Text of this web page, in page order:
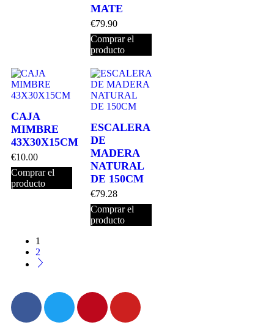
MATE
€79.90
Comprar el
producto
CAJA
MIMBRE
43X30X15CM
€10.00
Comprar el
producto
ESCALERA
DE
MADERA
NATURAL
DE 150CM
€79.28
Comprar el
producto
1
2